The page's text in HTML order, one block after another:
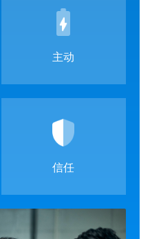
主动
信任